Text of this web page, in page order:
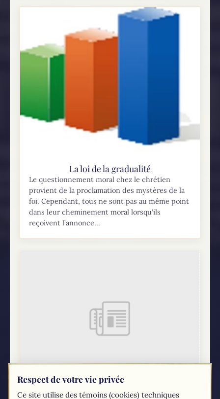
La loi de la gradualité
Le questionnement moral chez le chrétien
provient de la proclamation des mystères de la
foi. Cependant, tous ne sont pas au même point
dans leur cheminement moral lorsqu’ils
reçoivent l’annonce...
Respect de votre vie privée
Ce site utilise des témoins (cookies) techniques